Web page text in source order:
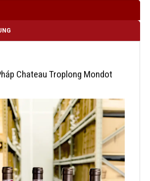
Chateau Troplong Mondot